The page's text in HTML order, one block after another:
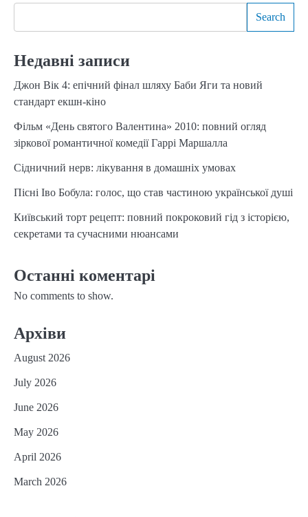
Search
Недавні записи
Джон Вік 4: епічний фінал шляху Баби Яги та новий
стандарт екшн-кіно
Фільм «День святого Валентина» 2010: повний огляд
зіркової романтичної комедії Гаррі Маршалла
Сідничний нерв: лікування в домашніх умовах
Пісні Іво Бобула: голос, що став частиною української душі
Київський торт рецепт: повний покроковий гід з історією,
секретами та сучасними нюансами
Останні коментарі
No comments to show.
Архіви
August 2026
July 2026
June 2026
May 2026
April 2026
March 2026